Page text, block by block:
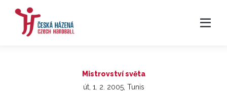
Mistrovství světa
út, 1. 2. 2005, Tunis